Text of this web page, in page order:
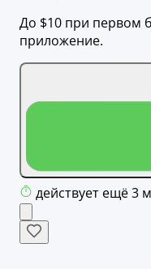
До $10 при первом
приложение.
действует ещё 3